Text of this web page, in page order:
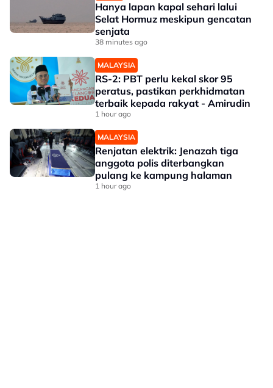
Hanya lapan kapal sehari lalui
Selat Hormuz meskipun gencatan
senjata
38 minutes ago
MALAYSIA
RS-2: PBT perlu kekal skor 95
peratus, pastikan perkhidmatan
terbaik kepada rakyat - Amirudin
1 hour ago
MALAYSIA
Renjatan elektrik: Jenazah tiga
anggota polis diterbangkan
pulang ke kampung halaman
1 hour ago